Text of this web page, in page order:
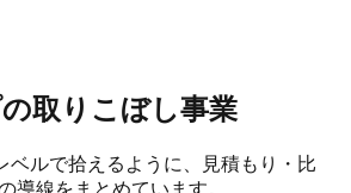
取りこぼし事業
ベルで拾えるように、見積もり・比
導線をまとめています。